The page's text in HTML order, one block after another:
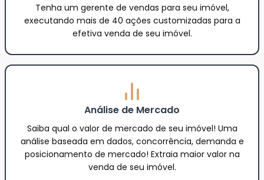
Tenha um gerente de vendas para seu imóvel,
executando mais de 40 ações customizadas para a
efetiva venda de seu imóvel.
Análise de Mercado
Saiba qual o valor de mercado de seu imóvel! Uma
análise baseada em dados, concorrência, demanda e
posicionamento de mercado! Extraia maior valor na
venda de seu imóvel.